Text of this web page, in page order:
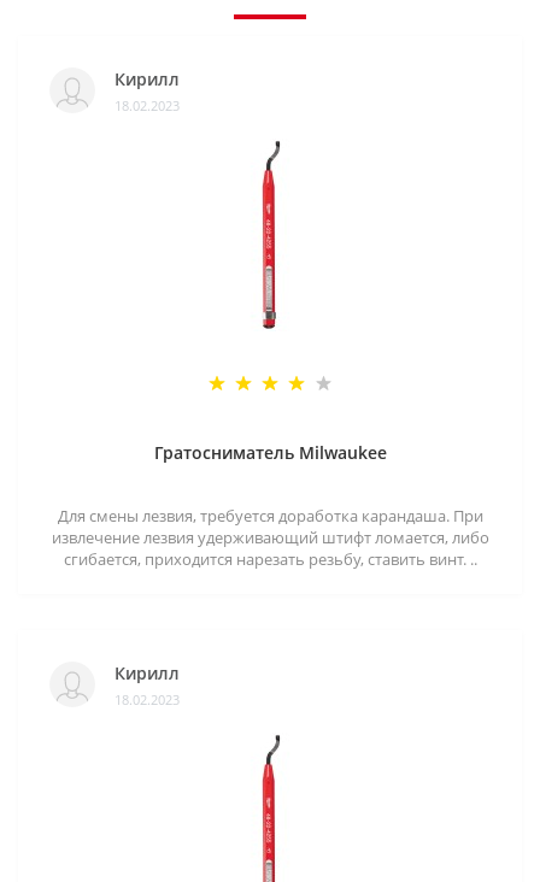
Кирилл
18.02.2023
Гратосниматель Milwaukee
Для смены лезвия, требуется доработка карандаша. При
извлечение лезвия удерживающий штифт ломается, либо
сгибается, приходится нарезать резьбу, ставить винт. ..
Кирилл
18.02.2023